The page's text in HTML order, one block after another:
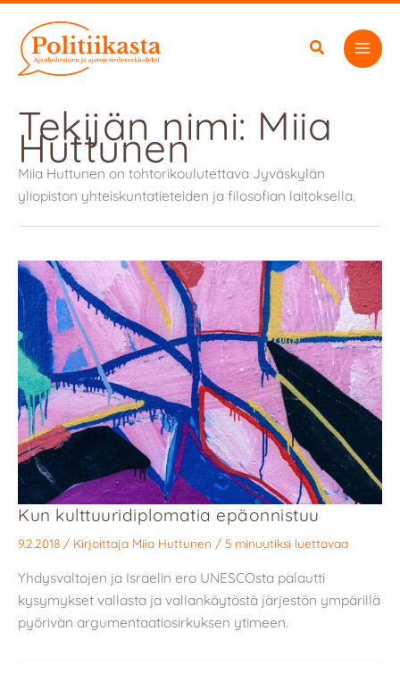
sisältöön
Tekijän nimi: Miia
Huttunen
Miia Huttunen on tohtorikoulutettava Jyväskylän
yliopiston yhteiskuntatieteiden ja filosofian laitoksella.
Kun kulttuuridiplomatia epäonnistuu
9.2.2018 / Kirjoittaja Miia Huttunen / 5 minuutiksi luettavaa
Yhdysvaltojen ja Israelin ero UNESCOsta palautti
kysymykset vallasta ja vallankäytöstä järjestön ympärillä
pyörivän argumentaatiosirkuksen ytimeen.